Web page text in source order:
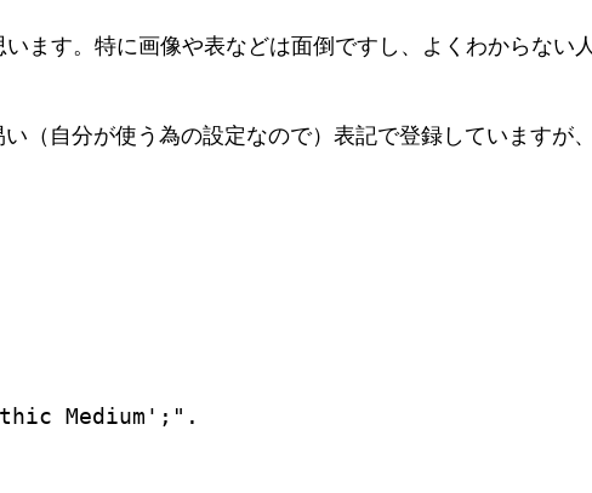
ます。特に画像や表などは面倒ですし、よくわからない
（自分が使う為の設定なので）表記で登録していますが
Medium';".